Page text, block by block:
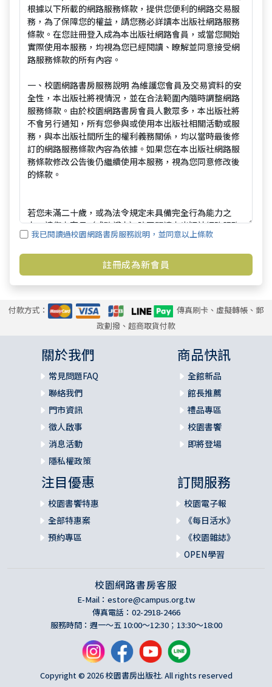
我已閱讀過校園網路書房服務說明，並同意以上條款
付款方式：
傳真刷卡、虛擬轉帳、郵
政劃撥、超商取貨付款
關於我們
常見問題FAQ
聯絡我們
門市資訊
徵人啟事
消息活動
隱私權政策
商品快訊
全館新品
館長推薦
禮品專區
校園書饗
即將登場
注目優惠
校園書饗特惠
全部特惠案
預約專區
訂閱服務
校園電子報
《每日活水》
《校園雜誌》
OPEN學習
校園網路書房客服
E-Mail： estore@campus.org.tw
傳真電話：02-2918-2466
服務時間：週一～五 10:00～12:30；13:30～18:00
Copyright © 2026 校園書房出版社. All rights reserved